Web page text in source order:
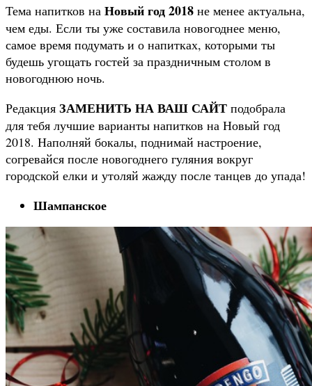
Тема напитков на Новый год 2018 не менее актуальна,
чем еды. Если ты уже составила новогоднее меню,
самое время подумать и о напитках, которыми ты
будешь угощать гостей за праздничным столом в
новогоднюю ночь.
Редакция ЗАМЕНИТЬ НА ВАШ САЙТ подобрала
для тебя лучшие варианты напитков на Новый год
2018. Наполняй бокалы, поднимай настроение,
согревайся после новогоднего гуляния вокруг
городской елки и утоляй жажду после танцев до упада!
Шампанское